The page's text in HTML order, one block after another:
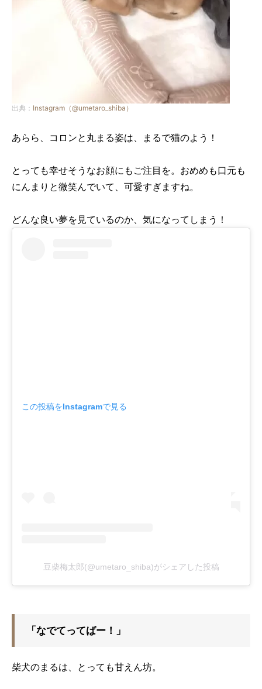
出典： Instagram（@umetaro_shiba）
あらら、コロンと丸まる姿は、まるで猫のよう！
とっても幸せそうなお顔にもご注目を。おめめも口元も
にんまりと微笑んでいて、可愛すぎますね。
どんな良い夢を見ているのか、気になってしまう！
この投稿をInstagramで見る
豆柴梅太郎(@umetaro_shiba)がシェアした投稿
「なでてってばー！」
柴犬のまるは、とっても甘えん坊。